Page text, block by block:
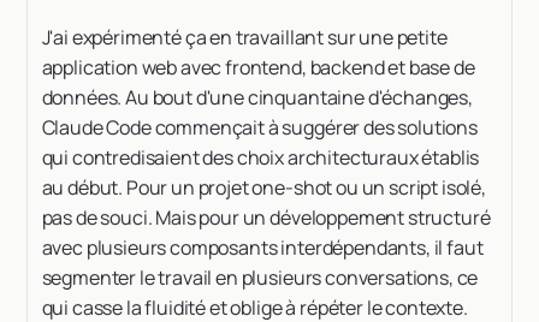
J'ai expérimenté ça en travaillant sur une petite
application web avec frontend, backend et base de
données. Au bout d'une cinquantaine d'échanges,
Claude Code commençait à suggérer des solutions
qui contredisaient des choix architecturaux établis
au début. Pour un projet one-shot ou un script isolé,
pas de souci. Mais pour un développement structuré
avec plusieurs composants interdépendants, il faut
segmenter le travail en plusieurs conversations, ce
qui casse la fluidité et oblige à répéter le contexte.